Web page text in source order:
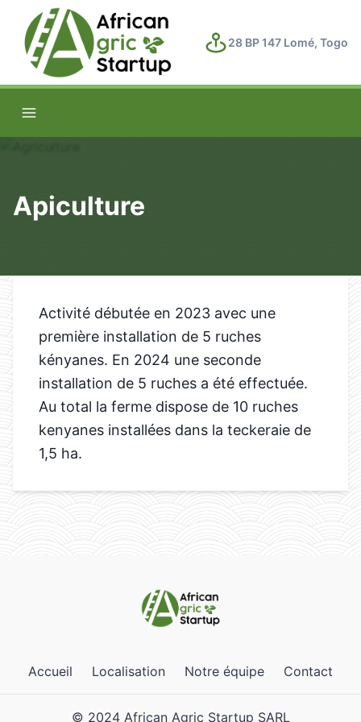
28 BP 147 Lomé, Togo
Apiculture
Activité débutée en 2023 avec une
première installation de 5 ruches
kényanes. En 2024 une seconde
installation de 5 ruches a été effectuée.
Au total la ferme dispose de 10 ruches
kenyanes installées dans la teckeraie de
1,5 ha.
Accueil Localisation Notre équipe Contact
© 2024 African Agric Startup SARL